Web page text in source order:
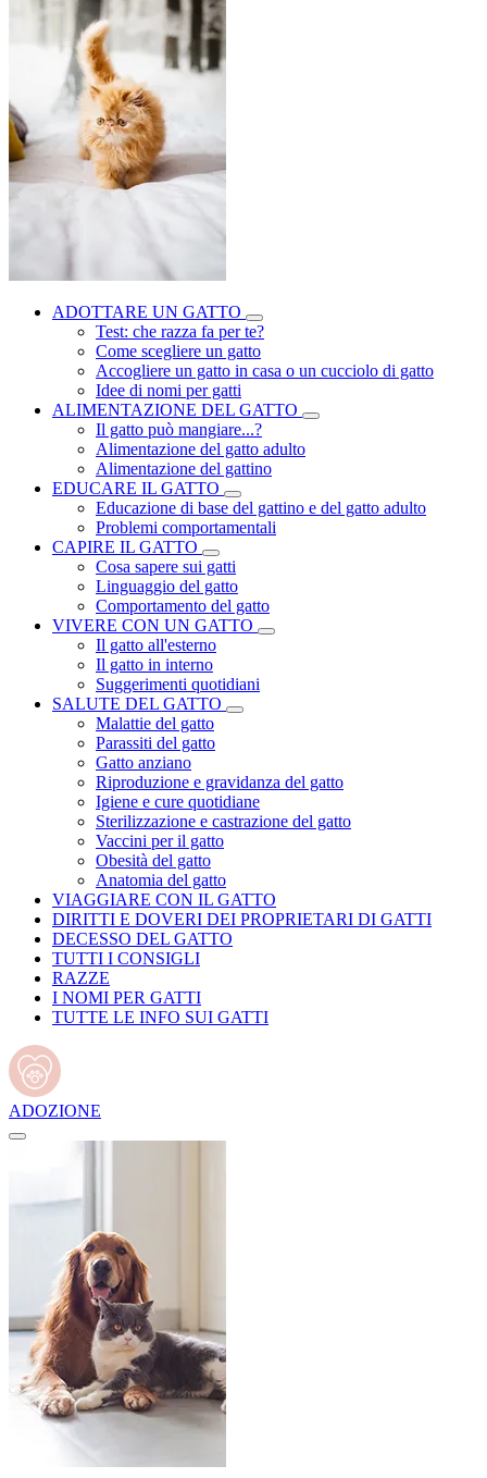
ADOTTARE UN GATTO
Test: che razza fa per te?
Come scegliere un gatto
Accogliere un gatto in casa o un cucciolo di gatto
Idee di nomi per gatti
ALIMENTAZIONE DEL GATTO
Il gatto può mangiare...?
Alimentazione del gatto adulto
Alimentazione del gattino
EDUCARE IL GATTO
Educazione di base del gattino e del gatto adulto
Problemi comportamentali
CAPIRE IL GATTO
Cosa sapere sui gatti
Linguaggio del gatto
Comportamento del gatto
VIVERE CON UN GATTO
Il gatto all'esterno
Il gatto in interno
Suggerimenti quotidiani
SALUTE DEL GATTO
Malattie del gatto
Parassiti del gatto
Gatto anziano
Riproduzione e gravidanza del gatto
Igiene e cure quotidiane
Sterilizzazione e castrazione del gatto
Vaccini per il gatto
Obesità del gatto
Anatomia del gatto
VIAGGIARE CON IL GATTO
DIRITTI E DOVERI DEI PROPRIETARI DI GATTI
DECESSO DEL GATTO
TUTTI I CONSIGLI
RAZZE
I NOMI PER GATTI
TUTTE LE INFO SUI GATTI
ADOZIONE